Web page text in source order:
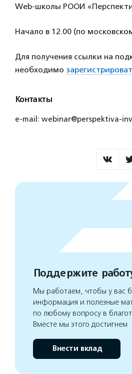
Web-школы РООИ
Начало в 12.00 (по
Для получения ссылки на
необходимо
Контакты
e-mail: webinar@perspektiva-
Поддержите
Мы работаем, чтобы у вас
информация и полезные
по любому вопросу в
Вместе мы этого достигнем
Внести вклад